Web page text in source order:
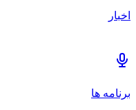
اخبار
برنامه ها